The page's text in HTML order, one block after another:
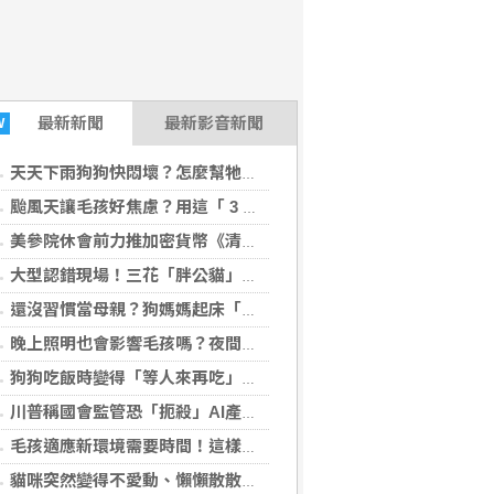
最新新聞 最新影音新聞
天天下雨狗狗快悶壞？怎麼幫牠們活動？這「 3 招」室內替代方法一次看！
颱風天讓毛孩好焦慮？用這「 3 招」幫牠們在家打造安心的避難所！
美參院休會前力推加密貨幣《清晰法案》！川普有望迎來重大政策勝利
大型認錯現場！三花「胖公貓」竟被網友誤認懷孕？
還沒習慣當母親？狗媽媽起床「活動筋骨」幼犬當場噴飛
晚上照明也會影響毛孩嗎？夜間環境的這「 3 個」細節需特別留意！
狗狗吃飯時變得「等人來再吃」？原來這些習慣正在悄悄改變牠！
川普稱國會監管恐「扼殺」AI產業 入侵事件頻傳讓華府陷兩難
毛孩適應新環境需要時間！這樣給予牠們「安全感」才是融入的第一步
貓咪突然變得不愛動、懶懶散散正常嗎？先從日常照護找出原因 !